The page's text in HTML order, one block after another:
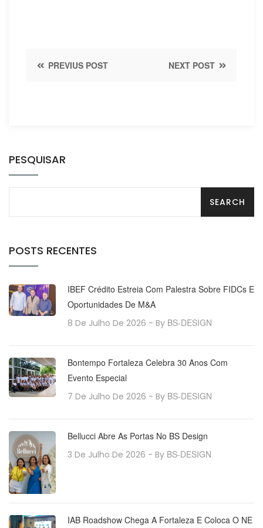
PREVIUS POST NEXT POST
PESQUISAR
POSTS RECENTES
IBEF Crédito Estreia Com Palestra Sobre FIDCs E
Oportunidades De M&A
8 De Julho De 2026 - By BS-DESIGN
Bontempo Fortaleza Celebra 30 Anos Com
Evento Especial
7 De Julho De 2026 - By BS-DESIGN
Bellucci Abre As Portas No BS Design
3 De Julho De 2026 - By BS-DESIGN
IAB Roadshow Chega A Fortaleza E Coloca O NE